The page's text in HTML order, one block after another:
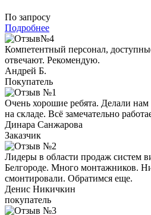
По запросу
Подробнее
Компетентный персонал,
отвечают. Рекомендую.
Андрей Б.
Покупатель
Очень хорошие ребята. Делали
на складе. Всё замечательно
Динара Санжарова
Заказчик
Лидеры в области продаж систем
Белгороде. Много монтажников.
смонтировали. Обратимся еще.
Денис Никичкин
покупатель